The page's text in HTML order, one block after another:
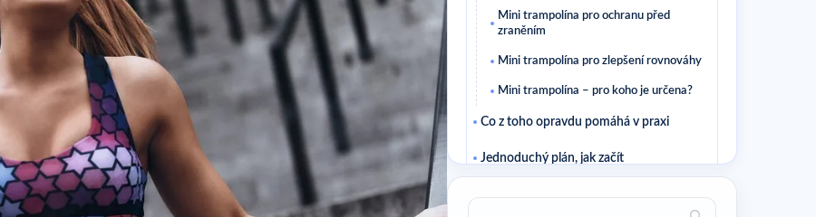
Mini trampolína pro ochranu před
zraněním
Mini trampolína pro zlepšení rovnováhy
Mini trampolína – pro koho je určena?
Co z toho opravdu pomáhá v praxi
Jednoduchý plán, jak začít
Časté dotazy